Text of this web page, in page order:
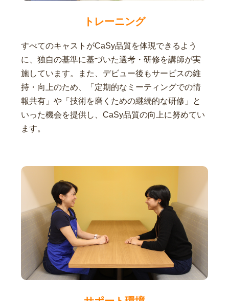
トレーニング
すべてのキャストがCaSy品質を体現できるよう
に、独自の基準に基づいた選考・研修を講師が実
施しています。また、デビュー後もサービスの維
持・向上のため、「定期的なミーティングでの情
報共有」や「技術を磨くための継続的な研修」と
いった機会を提供し、CaSy品質の向上に努めてい
ます。